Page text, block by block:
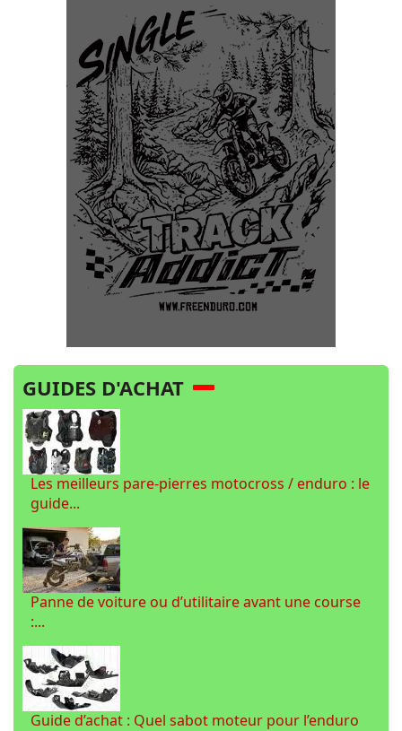
GUIDES D'ACHAT
Les meilleurs pare-pierres motocross / enduro : le
guide...
Panne de voiture ou d’utilitaire avant une course
:...
Guide d’achat : Quel sabot moteur pour l’enduro